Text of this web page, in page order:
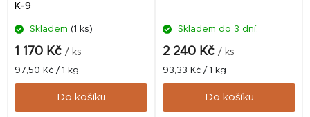
K-9
Skladem (1 ks)
1 170 Kč / ks
Měrná
cena:
97,50 Kč / 1 kg
Do košíku
Skladem do 3 dní.
2 240 Kč / ks
Měrná
cena:
93,33 Kč / 1 kg
Do košíku